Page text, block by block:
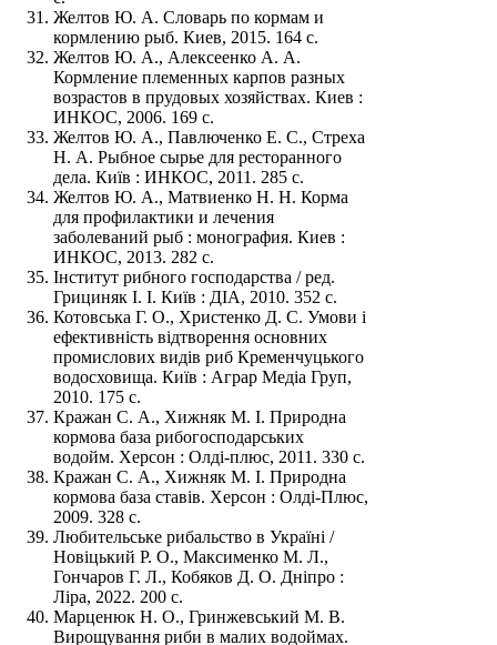
Желтов Ю. А. Словарь по кормам и
кормлению рыб. Киев, 2015. 164 с.
Желтов Ю. А., Алексеенко А. А.
Кормление племенных карпов разных
возрастов в прудовых хозяйствах. Киев :
ИНКОС, 2006. 169 с.
Желтов Ю. А., Павлюченко Е. С., Стреха
Н. А. Рыбное сырье для ресторанного
дела. Київ : ИНКОС, 2011. 285 с.
Желтов Ю. А., Матвиенко Н. Н. Корма
для профилактики и лечения
заболеваний рыб : монография. Киев :
ИНКОС, 2013. 282 с.
Інститут рибного господарства / ред.
Грициняк І. І. Київ : ДІА, 2010. 352 с.
Котовська Г. О., Христенко Д. С. Умови і
ефективність відтворення основних
промислових видів риб Кременчуцького
водосховища. Київ : Аграр Медіа Груп,
2010. 175 с.
Кражан С. А., Хижняк М. І. Природна
кормова база рибогосподарських
водойм. Херсон : Олді-плюс, 2011. 330 с.
Кражан С. А., Хижняк М. І. Природна
кормова база ставів. Херсон : Олді-Плюс,
2009. 328 с.
Любительське рибальство в Україні /
Новіцький Р. О., Максименко М. Л.,
Гончаров Г. Л., Кобяков Д. О. Дніпро :
Ліра, 2022. 200 с.
Марценюк Н. О., Гринжевський М. В.
Вирощування риби в малих водоймах.